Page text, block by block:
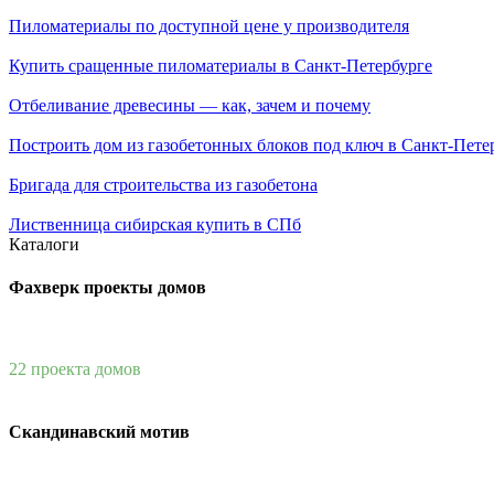
Пиломатериалы по доступной цене у производителя
Купить сращенные пиломатериалы в Санкт-Петербурге
Отбеливание древесины — как, зачем и почему
Построить дом из газобетонных блоков под ключ в Санкт-
Бригада для строительства из газобетона
Лиственница сибирская купить в СПб
Каталоги
Фахверк проекты домов
22 проекта домов
Скандинавский мотив